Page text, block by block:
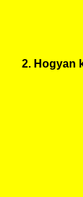
2. Hogyan